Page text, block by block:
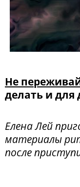
Не
делать и для
Елена Лей
материалы
после